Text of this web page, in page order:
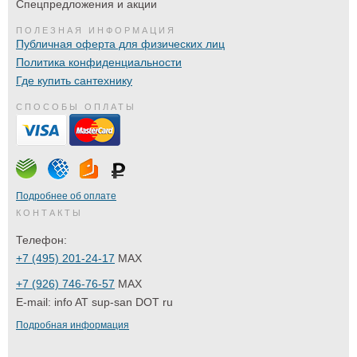
Спецпредложения и акции
ПОЛЕЗНАЯ ИНФОРМАЦИЯ
Публичная оферта для физических лиц
Политика конфиденциальности
Где купить сантехнику
СПОСОБЫ ОПЛАТЫ
Подробнее об оплате
КОНТАКТЫ
Телефон:
+7 (495) 201-24-17 MAX
+7 (926) 746-76-57 MAX
E-mail: info AT sup-san DOT ru
Подробная информация